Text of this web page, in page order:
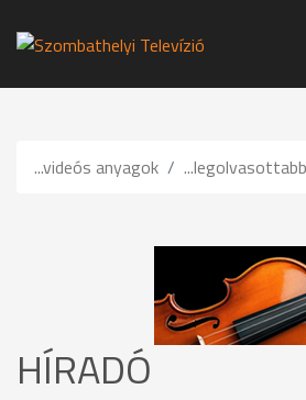
...videós anyagok
HÍRADÓ